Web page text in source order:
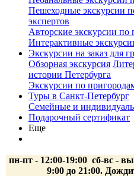
Пешеходные экскурсии
экспертов
Авторские экскурсии по
Интерактивные
Экскурсии на заказ для
Обзорная экскурсия
истории Петербурга
Экскурсии по
Туры в Санкт-Петербург
Семейные и
Подарочный сертификат
Еще
пн-пт - 12:00-19:00 сб-вс -
9:00 до 21:00.